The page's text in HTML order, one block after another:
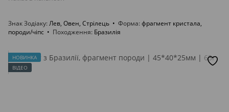
Знак Зодіаку Лев, Овен, Стрілець Форма фрагмент кристала,
породи/чіпс
Походження Бразилія
НОВИНКА
ВІДЕО